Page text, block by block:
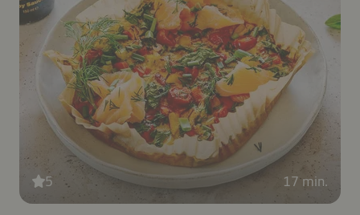
5 17 min.